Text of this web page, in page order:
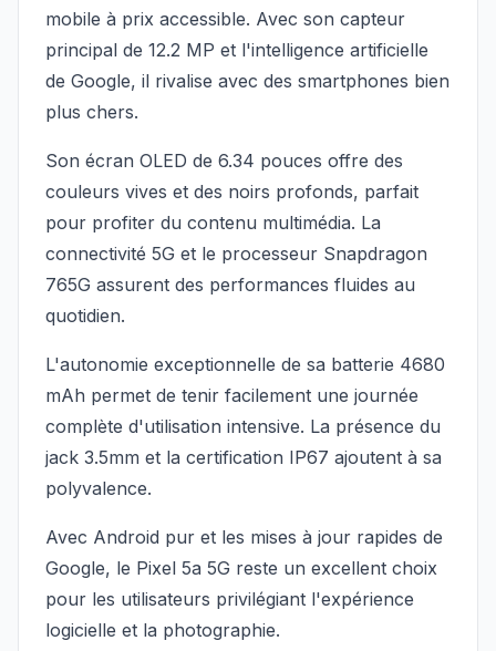
mobile à prix accessible. Avec son capteur
principal de 12.2 MP et l'intelligence artificielle
de Google, il rivalise avec des smartphones bien
plus chers.
Son écran OLED de 6.34 pouces offre des
couleurs vives et des noirs profonds, parfait
pour profiter du contenu multimédia. La
connectivité 5G et le processeur Snapdragon
765G assurent des performances fluides au
quotidien.
L'autonomie exceptionnelle de sa batterie 4680
mAh permet de tenir facilement une journée
complète d'utilisation intensive. La présence du
jack 3.5mm et la certification IP67 ajoutent à sa
polyvalence.
Avec Android pur et les mises à jour rapides de
Google, le Pixel 5a 5G reste un excellent choix
pour les utilisateurs privilégiant l'expérience
logicielle et la photographie.